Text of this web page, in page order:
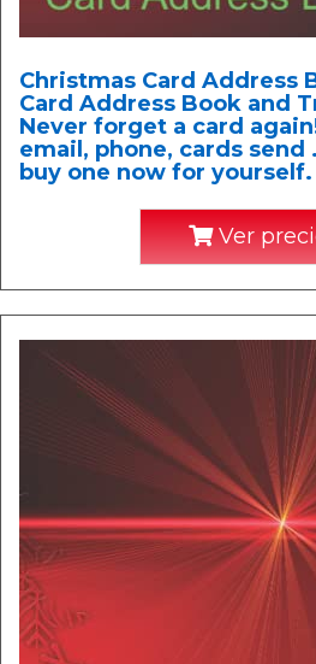
Christmas Card Address
Card Address Book and
Never forget a card
email, phone, cards
buy one now for yourself.
Ver